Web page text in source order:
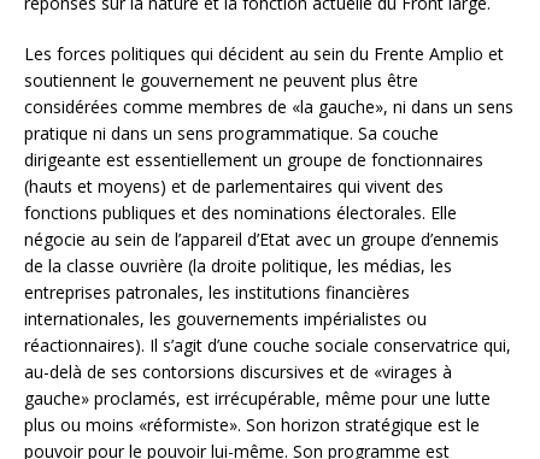
Les forces politiques qui décident au sein du Frente Amplio et
soutiennent le gouvernement ne peuvent plus être
considérées comme membres de «la gauche», ni dans un sens
pratique ni dans un sens programmatique. Sa couche
dirigeante est essentiellement un groupe de fonctionnaires
(hauts et moyens) et de parlementaires qui vivent des
fonctions publiques et des nominations électorales. Elle
négocie au sein de l’appareil d’Etat avec un groupe d’ennemis
de la classe ouvrière (la droite politique, les médias, les
entreprises patronales, les institutions financières
internationales, les gouvernements impérialistes ou
réactionnaires). Il s’agit d’une couche sociale conservatrice qui,
au-delà de ses contorsions discursives et de «virages à
gauche» proclamés, est irrécupérable, même pour une lutte
plus ou moins «réformiste». Son horizon stratégique est le
pouvoir pour le pouvoir lui-même. Son programme est